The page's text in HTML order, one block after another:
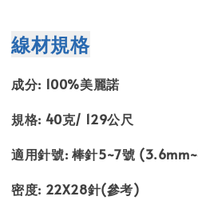
線材規格
成分: 100%美麗諾
規格: 40克/ 129公尺
適用針號: 棒針5~7號
密度: 22X28針(參考)